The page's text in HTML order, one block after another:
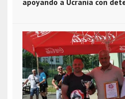
apoyando a Ucrania con